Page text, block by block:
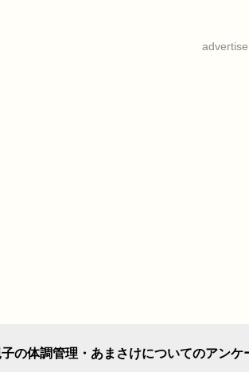
子の体調管理・あまさけについてのアンケ